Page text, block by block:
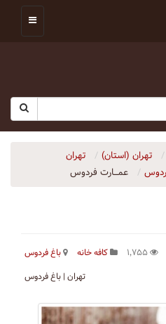
تهران (استان)
تهران
عمـــارت فردوس
کافه خانه
باغ فردوس
تهران | باغ فردوس